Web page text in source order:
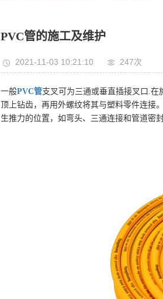
PVC管的施工及维护
2021-11-03 10:21:10 247次
一般PVC管支叉可为三通或垂直插接叉口.在
顶上钻齿，再用外螺纹将其与塑料零件连
生推力的位置，如弯头、三通连接和管道密